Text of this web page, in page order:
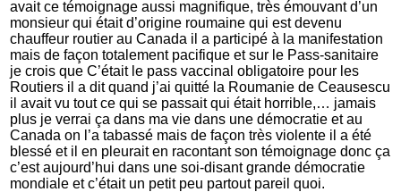
avait ce témoignage aussi magnifique, très émouvant d’un
monsieur qui était d’origine roumaine qui est devenu
chauffeur routier au Canada il a participé à la manifestation
mais de façon totalement pacifique et sur le Pass-sanitaire
je crois que C’était le pass vaccinal obligatoire pour les
Routiers il a dit quand j’ai quitté la Roumanie de Ceausescu
il avait vu tout ce qui se passait qui était horrible,… jamais
plus je verrai ça dans ma vie dans une démocratie et au
Canada on l’a tabassé mais de façon très violente il a été
blessé et il en pleurait en racontant son témoignage donc ça
c’est aujourd’hui dans une soi-disant grande démocratie
mondiale et c’était un petit peu partout pareil quoi.